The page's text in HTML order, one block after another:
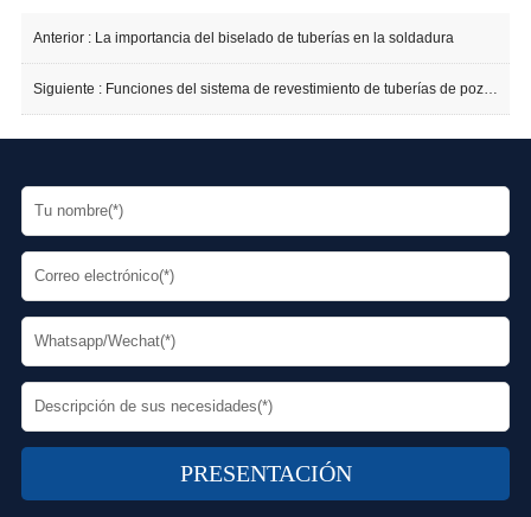
Anterior : La importancia del biselado de tuberías en la soldadura
Siguiente : Funciones del sistema de revestimiento de tuberías de pozos de agua